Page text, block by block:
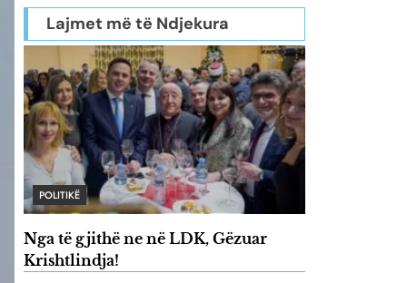
Lajmet më të Ndjekura
POLITIKË
Nga të gjithë ne në LDK, Gëzuar
Krishtlindja!